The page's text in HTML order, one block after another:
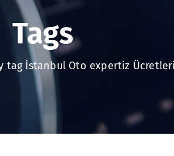
Tags
tag İstanbul Oto expertiz